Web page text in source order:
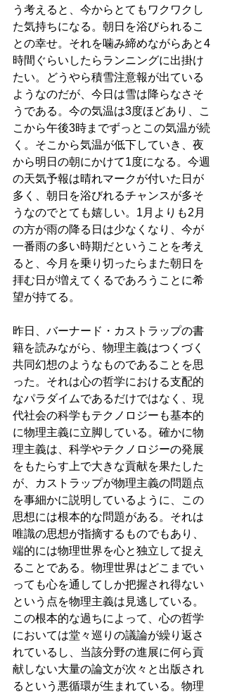
う考えると、今からとてもワクワクし
た気持ちになる。朝日を浴びられるこ
との幸せ。それを噛み締めながらあと4
時間ぐらいしたらランニングに出掛け
たい。どうやら積雪注意報が出ている
ようなのだが、今日は雪は降らなさそ
うである。今の気温は3度ほどあり、こ
こから午後3時までずっとこの気温が続
く。そこから気温が低下していき、夜
から明日の朝にかけて1度になる。今週
の天気予報は晴れマークが付いた日が
多く、朝日を浴びれるチャンスが多そ
うなのでとても嬉しい。1月よりも2月
の方が雨の降る日は少なくなり、今が
一番雨の多い時期だということを考え
ると、今月を乗り切ったらまた朝日を
拝む日が増えてくるであろうことに希
望が持てる。
昨日、バーナード・カストラップの書
籍を読みながら、物理主義はつくづく
共同幻想のようなものであることを思
った。それは心の哲学における支配的
なパラダイムであるだけではなく、現
代社会の科学もテクノロジーも基本的
に物理主義に立脚している。確かに物
理主義は、科学やテクノロジーの発展
をもたらす上で大きな貢献を果たした
が、カストラップが物理主義の問題点
を事細かに説明しているように、この
思想には根本的な問題がある。それは
唯識の思想が指摘するものでもあり、
端的には物理世界を心と独立して捉え
ることである。物理世界はどこまでい
っても心を通してしか把握され得ない
という点を物理主義は見逃している。
この根本的な過ちによって、心の哲学
においては堂々巡りの議論が繰り返さ
れているし、当該分野の進展に何ら貢
献しない大量の論文が次々と出版され
るという悪循環が生まれている。物理